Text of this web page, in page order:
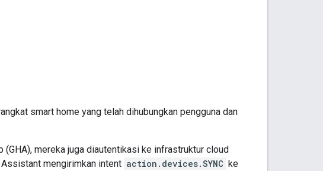
smart home yang telah dihubungkan pengguna dan
(GHA), mereka juga diautentikasi ke infrastruktur cloud
Assistant mengirimkan intent action.devices.SYNC ke